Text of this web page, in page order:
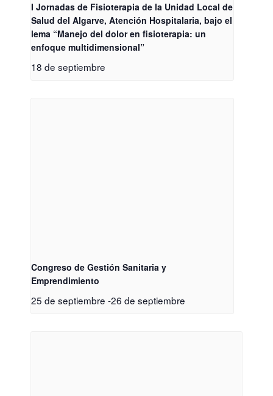
I Jornadas de Fisioterapia de la Unidad Local de
Salud del Algarve, Atención Hospitalaria, bajo el
lema “Manejo del dolor en fisioterapia: un
enfoque multidimensional”
18 de septiembre
Congreso de Gestión Sanitaria y
Emprendimiento
25 de septiembre -26 de septiembre